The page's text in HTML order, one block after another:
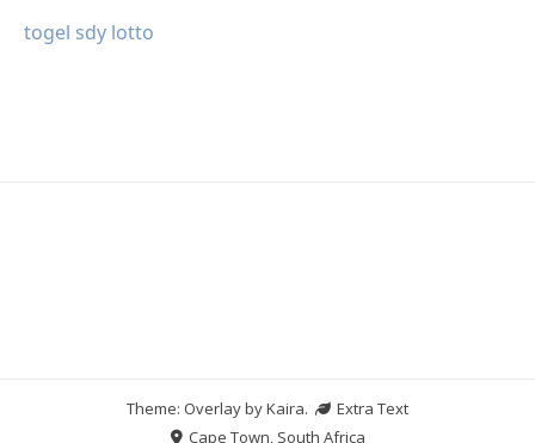
togel sdy lotto
Theme: Overlay byKaira.
Extra Text
Cape Town, South Africa